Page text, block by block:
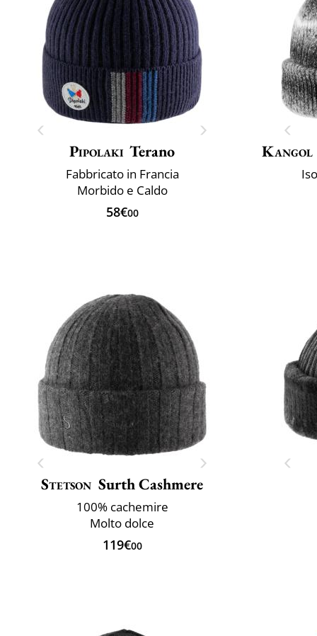
Pipolaki Terano
Fabbricato in Francia
Morbido e Caldo
58€00
Kangol
Stetson Surth Cashmere
100% cachemire
Molto dolce
119€00